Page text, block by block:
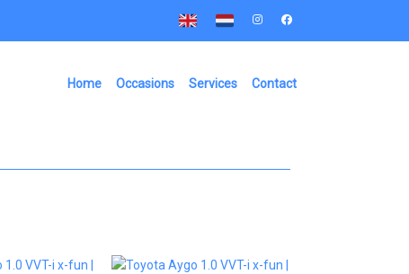
Home Occasions Services Contact